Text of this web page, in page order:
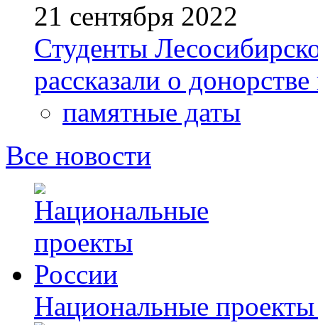
21 сентября 2022
Студенты
рассказали о
памятные даты
Все новости
Национальные